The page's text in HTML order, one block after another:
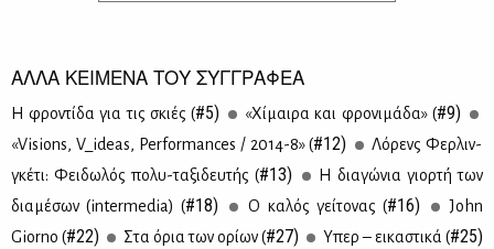
ΑΛΛΑ ΚΕΙΜΕΝΑ ΤΟΥ ΣΥΓΓΡΑΦΕΑ
Η φρο­ντί­δα για τις σκιές (#5) «Χί­μαι­ρα και φρο­νι­μά­δα» (#9)
«Visions, V_ideas, Performances / 2014-8» (#12)
Λό­ρενς Φερ­λιν­
γκέ­τι: Φει­δω­λός πο­λυ-τα­ξι­δευ­τής (#13)
Η δια­γώ­νια γιορ­τή των
δια­μέ­σων (intermedia) (#18) Ο κα­λός γεί­το­νας (#16)
John
Giorno (#22) Στα όρια των ορί­ων (#27) Υπερ – ει­κα­στι­κά (#25)